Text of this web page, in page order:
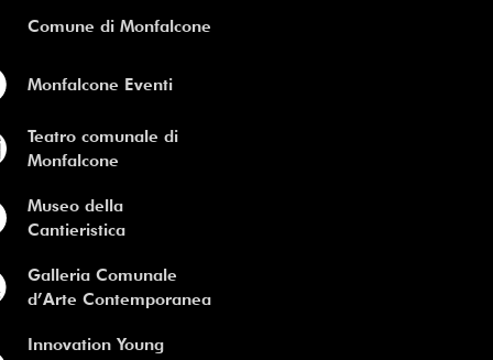
Comune di Monfalcone
Monfalcone Eventi
Teatro comunale di
Monfalcone
Museo della
Cantieristica
Galleria Comunale
d’Arte Contemporanea
Innovation Young